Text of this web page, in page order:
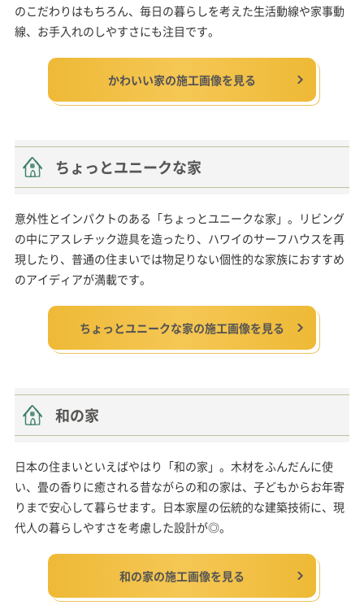
のこだわりはもちろん、毎日の暮らしを考えた生活動線や家事動
線、お手入れのしやすさにも注目です。
かわいい家の施工画像を見る
ちょっとユニークな家
意外性とインパクトのある「ちょっとユニークな家」。リビング
の中にアスレチック遊具を造ったり、ハワイのサーフハウスを再
現したり、普通の住まいでは物足りない個性的な家族におすすめ
のアイディアが満載です。
ちょっとユニークな家の施工画像を見る
和の家
日本の住まいといえばやはり「和の家」。木材をふんだんに使
い、畳の香りに癒される昔ながらの和の家は、子どもからお年寄
りまで安心して暮らせます。日本家屋の伝統的な建築技術に、現
代人の暮らしやすさを考慮した設計が◎。
和の家の施工画像を見る